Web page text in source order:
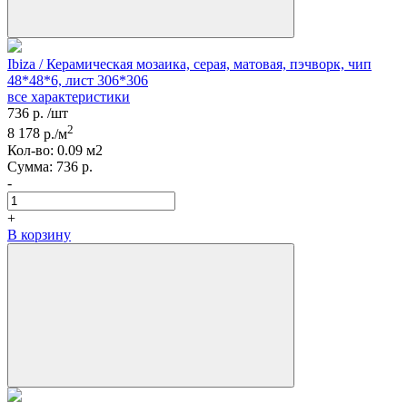
Ibiza / Керамическая мозаика, серая, матовая, пэчворк, чип
48*48*6, лист 306*306
все характеристики
736 р. /шт
8 178 р./м2
Кол-вo: 0.09 м2
Сумма: 736 р.
-
+
В корзину